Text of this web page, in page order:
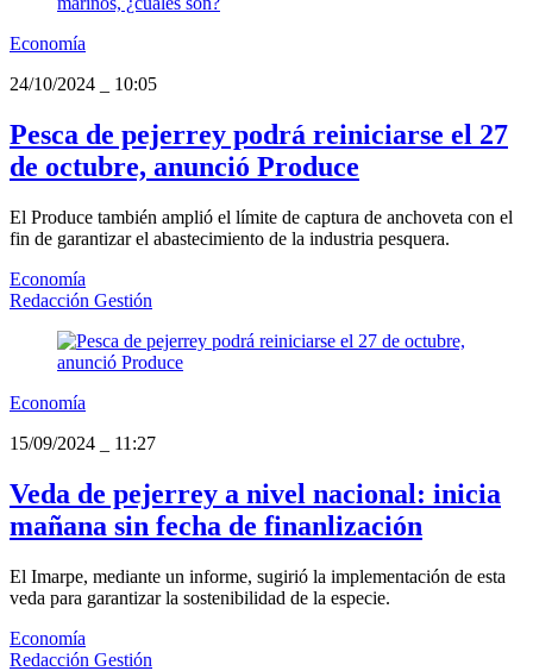
Economía
24/10/2024
10:05
Pesca de pejerrey podrá reiniciarse el 27
de octubre, anunció Produce
El Produce también amplió el límite de captura de anchoveta con el
fin de garantizar el abastecimiento de la industria pesquera.
Economía
Redacción Gestión
Economía
15/09/2024
11:27
Veda de pejerrey a nivel nacional: inicia
mañana sin fecha de finanlización
El Imarpe, mediante un informe, sugirió la implementación de esta
veda para garantizar la sostenibilidad de la especie.
Economía
Redacción Gestión